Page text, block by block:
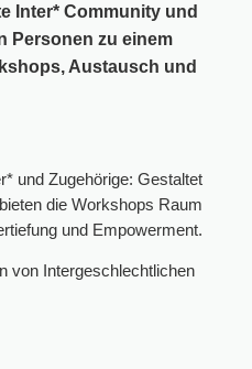
Inter* Community und
Personen zu einem
Austausch und
und Zugehörige: Gestaltet
die Workshops Raum
und Empowerment.
von Intergeschlechtlichen